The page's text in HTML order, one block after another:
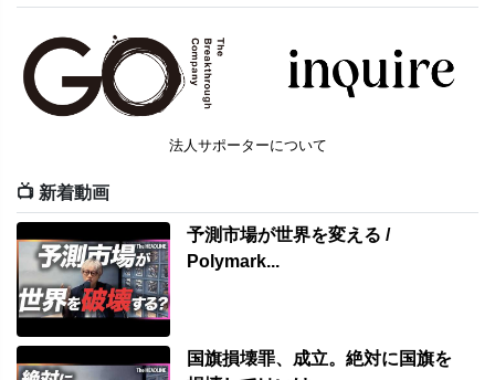
法人サポーターについて
📺 新着動画
予測市場が世界を変える /
Polymark...
国旗損壊罪、成立。絶対に国旗を